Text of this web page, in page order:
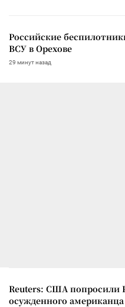
Российские
ВСУ в Орехове
29 минут назад
Reuters: США попросили
осужденного